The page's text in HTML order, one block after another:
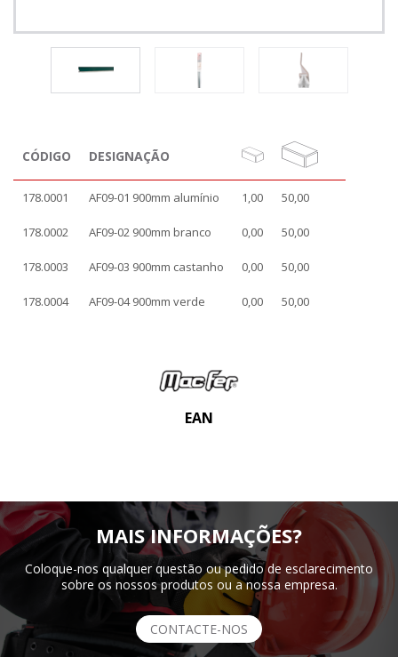
CÓDIGO DESIGNAÇÃO
178.0001 AF09-01 900mm alumínio 1,00 50,00
178.0002 AF09-02 900mm branco 0,00 50,00
178.0003 AF09-03 900mm castanho 0,00 50,00
178.0004 AF09-04 900mm verde 0,00 50,00
EAN
MAIS INFORMAÇÕES?
Coloque-nos qualquer questão ou pedido de esclarecimento
sobre os nossos produtos ou a nossa empresa.
CONTACTE-NOS